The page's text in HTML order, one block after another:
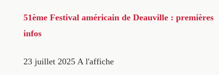
51ème Festival américain de Deauville : premières
infos
23 juillet 2025 A l'affiche